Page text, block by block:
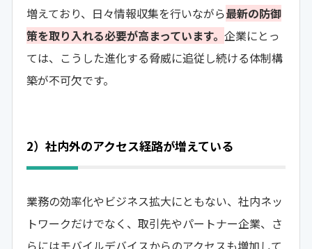
増えており、日々情報収集を行いながら最新の防御
策を取り入れる必要が高まっています。 企業にとっ
ては、こうした進化する脅威に追従し続ける体制構
築が不可欠です。
2）社内外のアクセス経路が増えている
業務の効率化やビジネス拡大にともない、社内ネッ
トワークだけでなく、取引先やパートナー企業、さ
らにはモバイルデバイスからのアクセスも増加して